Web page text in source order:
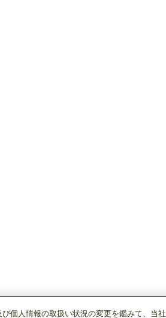
個人情報の取扱い状況の変更を鑑みて、当